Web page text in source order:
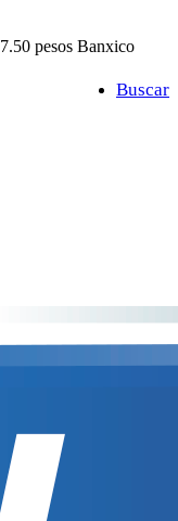
pesos Banxico
Buscar